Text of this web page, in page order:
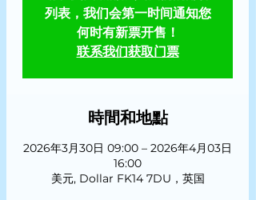
列表，我们会第一时间通知您
何时有新票开售！
联系我们获取门票
時間和地點
2026年3月30日 09:00 – 2026年4月03日
16:00
美元, Dollar FK14 7DU，英国